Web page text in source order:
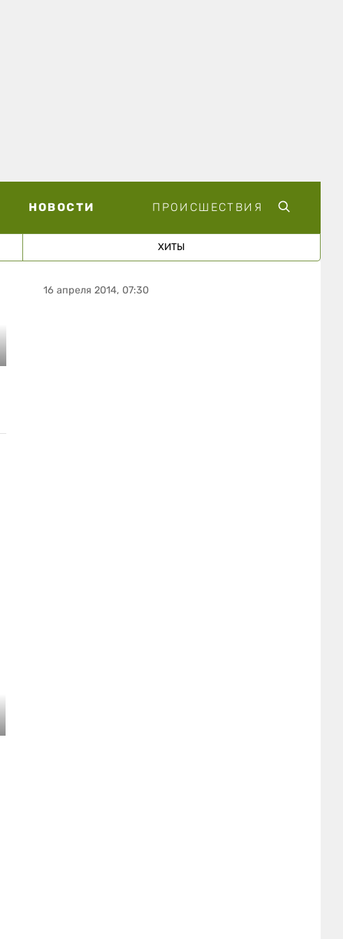
НОВОСТИ ПРОИСШЕСТВИЯ
ХИТЫ
16 апреля 2014, 07:30